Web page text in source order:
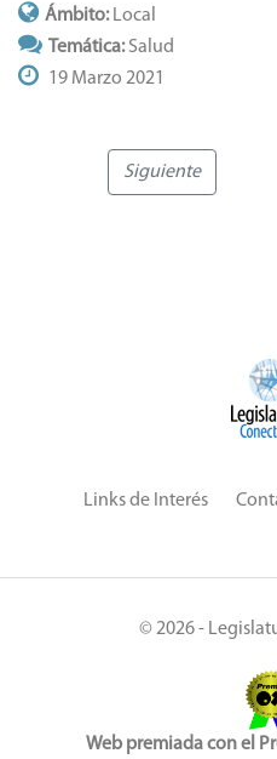
Ámbito:Local
Temática:Salud
19 Marzo 2021
Siguiente
Links de Interés
© 2026 -
Web premiada con el